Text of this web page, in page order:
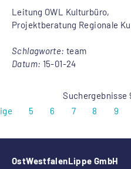
Leitung OWL Kulturbüro,
Projektberatung Regionale
Schlagworte: team
Datum: 15-01-24
Suchergebnisse
5 6 7 8 9
OstWestfalenLippe GmbH